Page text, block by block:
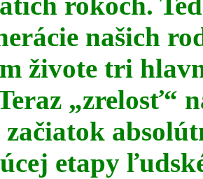
našich
živote tri
„zrelosť“
začiatok
etapy